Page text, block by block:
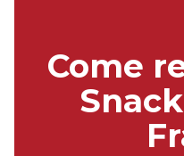
Come